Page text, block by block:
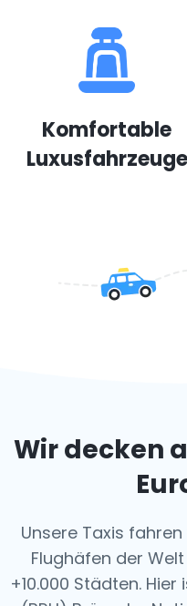
Komfortable
Luxusfahrzeuge
Wir decken
Unsere Taxis
Flughäfen der
+10.000 Städten.